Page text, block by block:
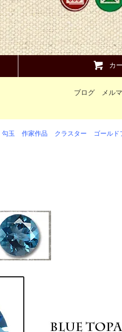
カ
ブログ メル
勾玉 作家作品 クラスター ゴールド